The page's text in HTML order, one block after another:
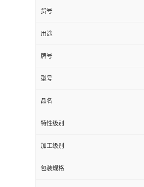
货号
用途
牌号
型号
品名
特性级别
加工级别
包装规格